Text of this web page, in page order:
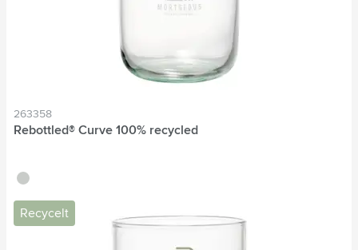
263358
Rebottled® Curve 100% recycled
translucide
Recycelt